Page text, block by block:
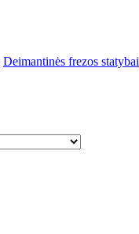
Deimantinės frezos statybai